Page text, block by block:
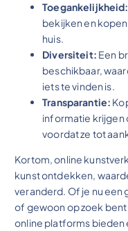
Toegankelijkheid:
bekijken en
huis.
Diversiteit: Een
beschikbaar,
iets te vinden is.
Transparantie:
informatie krijgen
voordat ze tot
Kortom, online
kunst ontdekken,
veranderd. Of je nu
of gewoon op zoek
online platforms bieden